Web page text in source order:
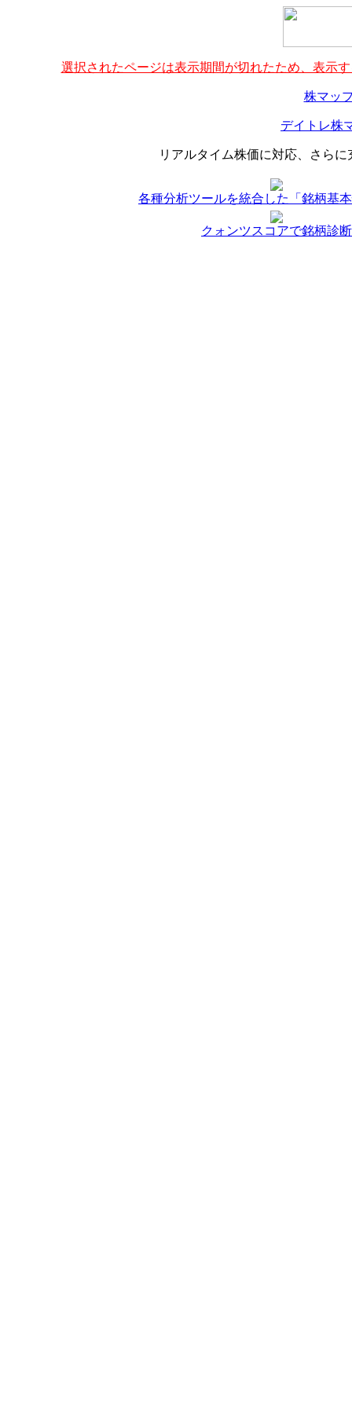
選択されたページは表示期間が切れたため、表示
株マッ
デイトレ株
リアルタイム株価に対応、さら
各種分析ツールを統合した「銘柄基
クォンツスコアで銘柄診断